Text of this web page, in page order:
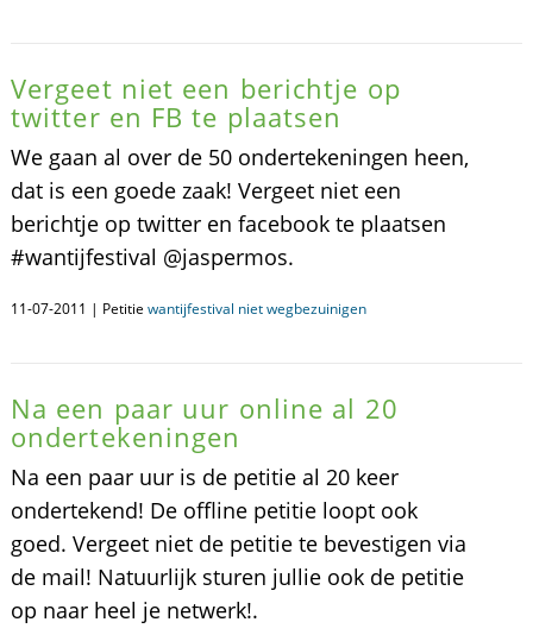
Vergeet niet een berichtje op
twitter en FB te plaatsen
We gaan al over de 50 ondertekeningen heen,
dat is een goede zaak! Vergeet niet een
berichtje op twitter en facebook te plaatsen
#wantijfestival @jaspermos.
11-07-2011 | Petitie wantijfestival niet wegbezuinigen
Na een paar uur online al 20
ondertekeningen
Na een paar uur is de petitie al 20 keer
ondertekend! De offline petitie loopt ook
goed. Vergeet niet de petitie te bevestigen via
de mail! Natuurlijk sturen jullie ook de petitie
op naar heel je netwerk!.